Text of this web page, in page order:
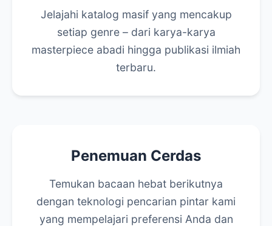
Jelajahi katalog masif yang mencakup
setiap genre – dari karya-karya
masterpiece abadi hingga publikasi ilmiah
terbaru.
Penemuan Cerdas
Temukan bacaan hebat berikutnya
dengan teknologi pencarian pintar kami
yang mempelajari preferensi Anda dan